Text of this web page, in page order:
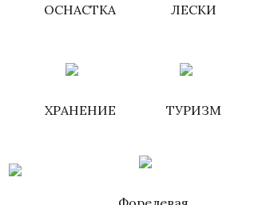
ОСНАСТКА ЛЕСКИ
ХРАНЕНИЕ ТУРИЗМ